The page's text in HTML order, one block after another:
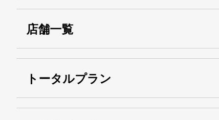
店舗一覧
トータルプラン